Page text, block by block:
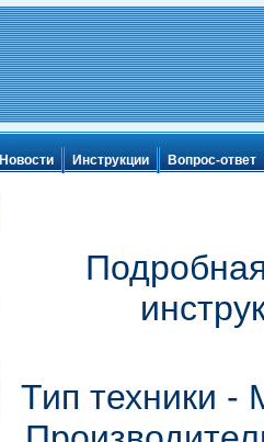
Новости Инструкции Вопрос-ответ
Тип техники -